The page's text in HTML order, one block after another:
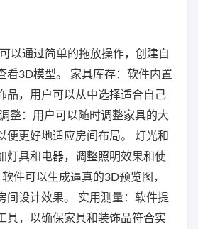
以通过简单的拖放操作，创建自
看3D模型。 家具库存：软件内置
品，用户可以从中选择适合自己
整：用户可以随时调整家具的大
便更好地适应房间布局。 灯光和
灯具和电器，调整照明效果和使
件可以生成逼真的3D预览图，
间设计效果。 实用测量：软件提
具，以确保家具和装饰品符合实